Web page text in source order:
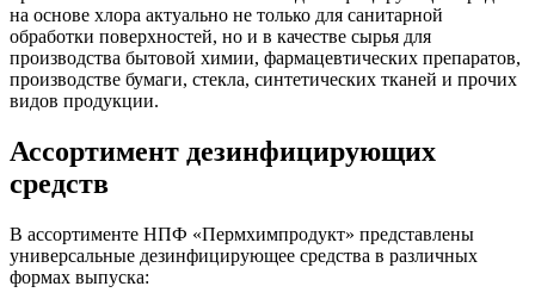
на основе хлора актуально не только для санитарной
обработки поверхностей, но и в качестве сырья для
производства бытовой химии, фармацевтических препаратов,
производстве бумаги, стекла, синтетических тканей и прочих
видов продукции.
Ассортимент дезинфицирующих
средств
В ассортименте НПФ «Пермхимпродукт» представлены
универсальные дезинфицирующее средства в различных
формах выпуска: